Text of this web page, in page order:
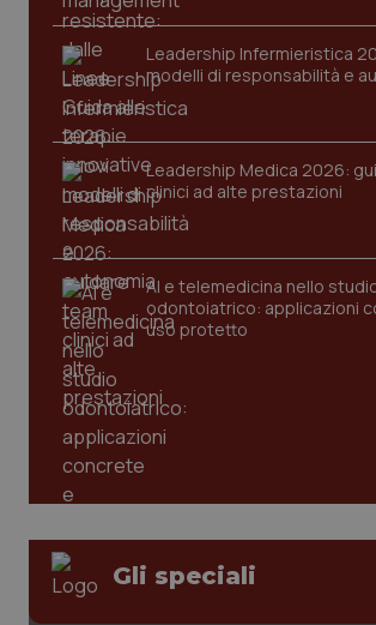
Leadership Infermieristica
modelli di responsabilità e
Leadership Medica 2026:
clinici ad alte prestazioni
AI e telemedicina nello
odontoiatrico: applicazioni
uso protetto
Gli speciali
VISITOR_PRIVACY_METADATA
YouTube
CookieScriptConsent